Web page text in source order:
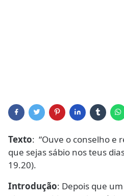
Texto: “Ouve o conselho e
que sejas sábio nos teus
19.20).
Introdução: Depois que